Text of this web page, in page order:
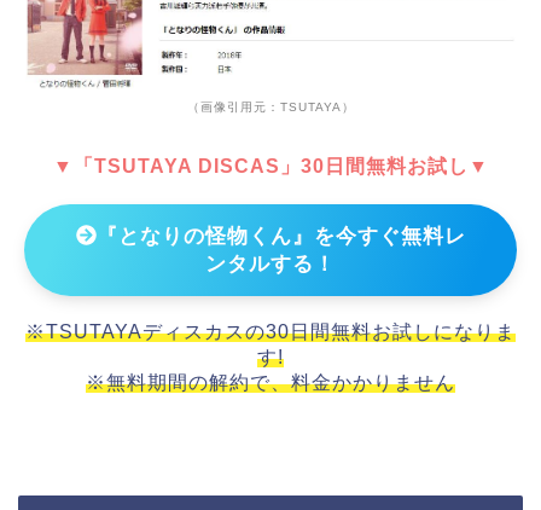
（画像引用元：TSUTAYA）
▼「TSUTAYA DISCAS」30日間無料お試し▼
『となりの怪物くん』を今すぐ無料レ
ンタルする！
※TSUTAYAディスカスの30日間無料お試しになりま
す!
※無料期間の解約で、料金かかりません